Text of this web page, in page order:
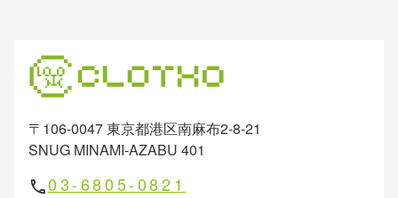
〒106-0047 東京都港区南麻布2-8-21
SNUG MINAMI-AZABU 401
phone03-6805-0821